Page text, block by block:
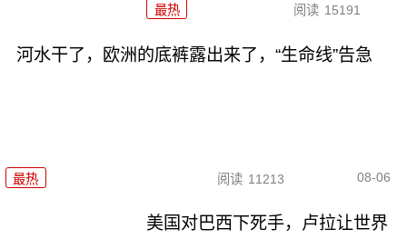
最热 阅读 15191
河水干了，欧洲的底裤露出来了，“生命线”告急
最热 阅读 11213 08-06
美国对巴西下死手，卢拉让世界